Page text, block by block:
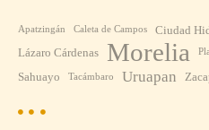
Apatzingán Caleta de Campos Ciudad
Lázaro Cárdenas Morelia
Sahuayo Tacámbaro Uruapan